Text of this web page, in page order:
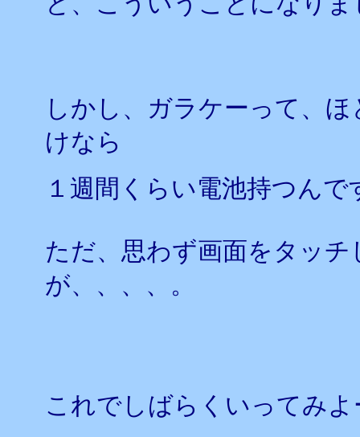
しかし、ガラケーって、
けなら
１週間くらい電池持つんで
ただ、思わず画面をタッ
が、、、、。
これでしばらくいってみ